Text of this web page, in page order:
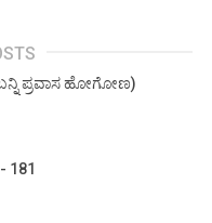
ಪ್ರವಾಸ ಹೋಗೋಣ)
181